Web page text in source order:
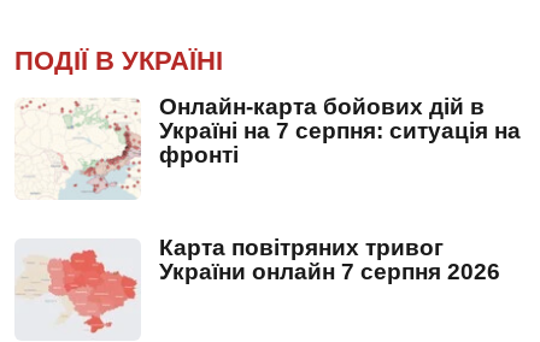
ПОДІЇ В УКРАЇНІ
Онлайн-карта бойових дій в
Україні на 7 серпня: ситуація на
фронті
Карта повітряних тривог
України онлайн 7 серпня 2026